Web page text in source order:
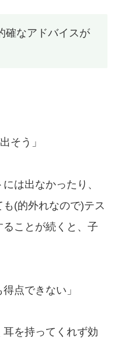
確なアドバイスが
そう」
は出なかったり、
(的外れなので)テス
ることが続くと、子
点できない」
を持ってくれず効